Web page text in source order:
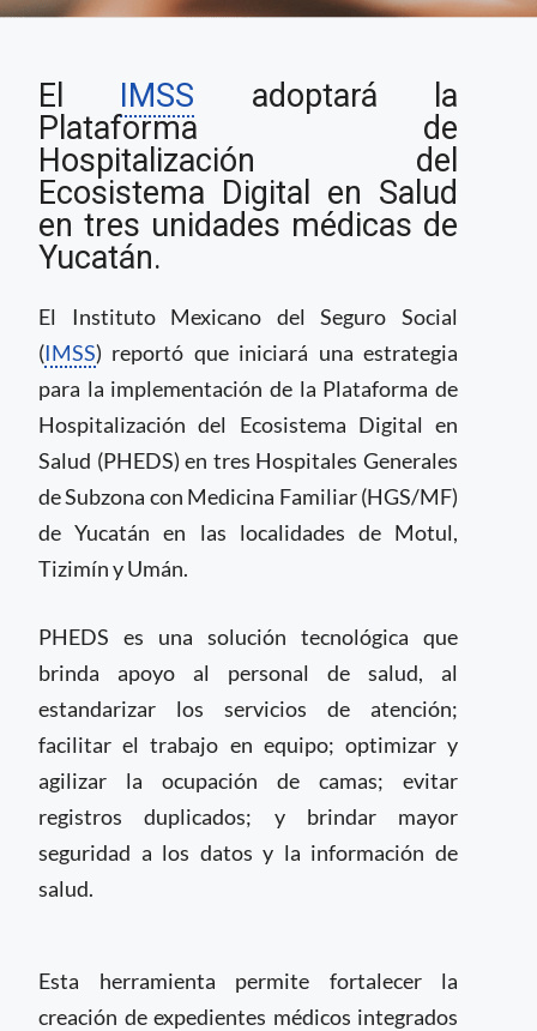
ecosistema digital en
hospitales de Yucatán
El IMSS adoptará la
Plataforma de
Hospitalización del
Ecosistema Digital en Salud
en tres unidades médicas de
Yucatán.
El Instituto Mexicano del Seguro Social
(IMSS) reportó que iniciará una estrategia
para la implementación de la Plataforma de
Hospitalización del Ecosistema Digital en
Salud (PHEDS) en tres Hospitales Generales
de Subzona con Medicina Familiar (HGS/MF)
de Yucatán en las localidades de Motul,
Tizimín y Umán.
PHEDS es una solución tecnológica que
brinda apoyo al personal de salud, al
estandarizar los servicios de atención;
facilitar el trabajo en equipo; optimizar y
agilizar la ocupación de camas; evitar
registros duplicados; y brindar mayor
seguridad a los datos y la información de
salud.
Esta herramienta permite fortalecer la
creación de expedientes médicos integrados